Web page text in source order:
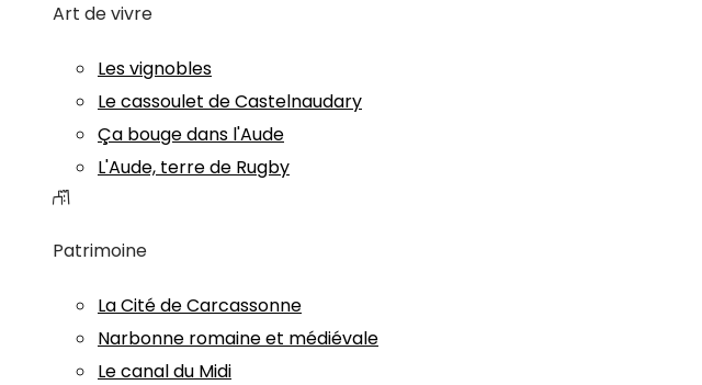
Art de vivre
Les vignobles
Le cassoulet de Castelnaudary
Ça bouge dans l'Aude
L'Aude, terre de Rugby
Patrimoine
La Cité de Carcassonne
Narbonne romaine et médiévale
Le canal du Midi